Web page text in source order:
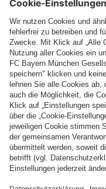
Folge uns
Zahlung & Lieferung
FC Bayern Store App